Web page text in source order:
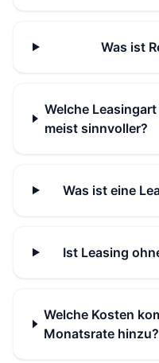
Was ist
Welche
meist sinnvoller?
Was ist eine
Ist Leasing
Welche Kosten
Monatsrate hinzu?